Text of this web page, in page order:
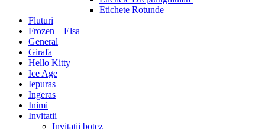
Etichete Rotunde
Fluturi
Frozen – Elsa
General
Girafa
Hello Kitty
Ice Age
Iepuras
Ingeras
Inimi
Invitatii
Invitatii botez